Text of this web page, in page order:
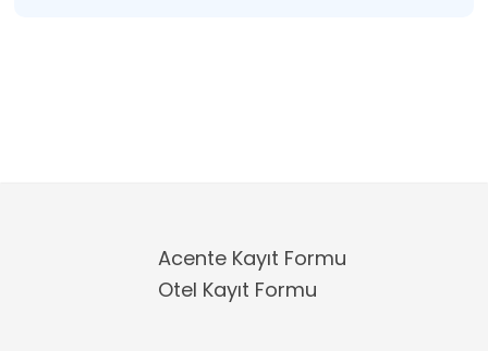
Acente Kayıt Formu
Otel Kayıt Formu